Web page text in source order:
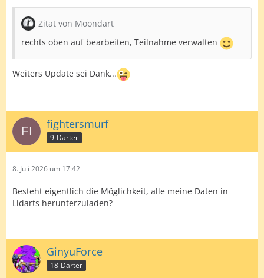
Zitat von Moondart
rechts oben auf bearbeiten, Teilnahme verwalten
Weiters Update sei Dank...
fightersmurf
9-Darter
8. Juli 2026 um 17:42
Besteht eigentlich die Möglichkeit, alle meine Daten in
Lidarts herunterzuladen?
GinyuForce
18-Darter